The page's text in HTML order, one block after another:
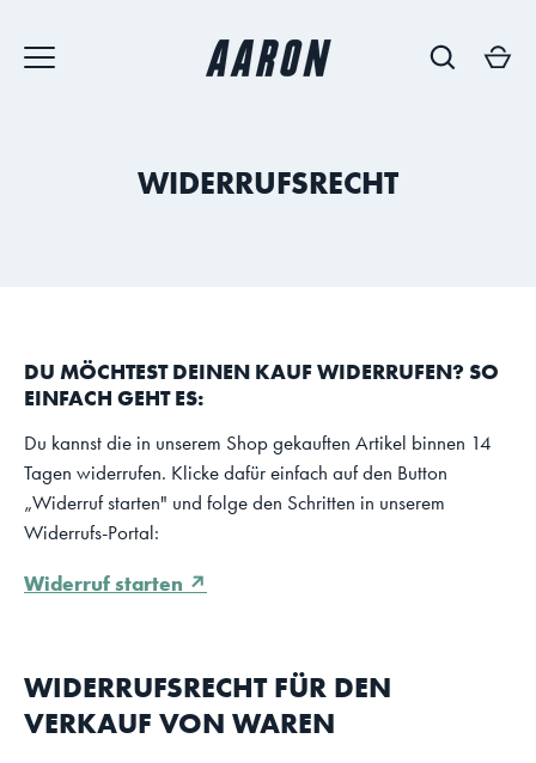
zum
Inhalt
WIDERRUFSRECHT
DU MÖCHTEST DEINEN KAUF WIDERRUFEN? SO
EINFACH GEHT ES:
Du kannst die in unserem Shop gekauften Artikel binnen 14
Tagen widerrufen. Klicke dafür einfach auf den Button
„Widerruf starten" und folge den Schritten in unserem
Widerrufs-Portal:
Widerruf starten ↗
WIDERRUFSRECHT FÜR DEN
VERKAUF VON WAREN